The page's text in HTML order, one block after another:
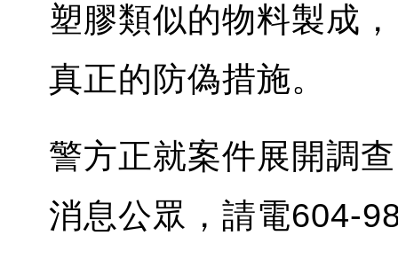
塑膠類似的物料製成
真正的防偽措施。
警方正就案件展開調
消息公眾，請電604-